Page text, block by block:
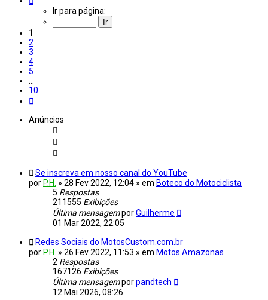
Ir para página:
1
2
3
4
5
…
10
Anúncios
Se inscreva em nosso canal do YouTube
por P.H. » 28 Fev 2022, 12:04 » em Boteco do Motociclista
5 Respostas
211555 Exibições
Última mensagemporGuilherme
01 Mar 2022, 22:05
Redes Sociais do MotosCustom.com.br
por P.H. » 26 Fev 2022, 11:53 » em Motos Amazonas
2 Respostas
167126 Exibições
Última mensagemporpandtech
12 Mai 2026, 08:26